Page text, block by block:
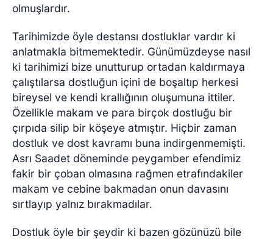
olmuşlardır.
Tarihimizde öyle destansı dostluklar vardır ki
anlatmakla bitmemektedir. Günümüzdeyse nasıl
ki tarihimizi bize unutturup ortadan kaldırmaya
çalıştılarsa dostluğun içini de boşaltıp herkesi
bireysel ve kendi krallığının oluşumuna ittiler.
Özellikle makam ve para birçok dostluğu bir
çırpıda silip bir köşeye atmıştır. Hiçbir zaman
dostluk ve dost kavramı buna indirgenmemişti.
Asrı Saadet döneminde peygamber efendimiz
fakir bir çoban olmasına rağmen etrafındakiler
makam ve cebine bakmadan onun davasını
sırtlayıp yalnız bırakmadılar.
Dostluk öyle bir şeydir ki bazen gözünüzü bile